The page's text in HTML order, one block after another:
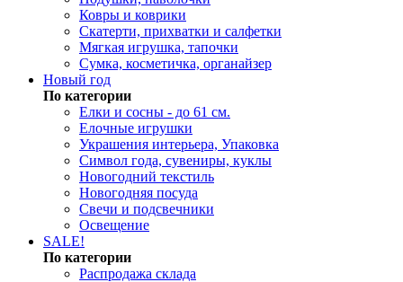
Ковры и коврики
Скатерти, прихватки и салфетки
Мягкая игрушка, тапочки
Сумка, косметичка, органайзер
Новый год
По категории
Елки и сосны - до 61 см.
Елочные игрушки
Украшения интерьера, Упаковка
Символ года, сувениры, куклы
Новогодний текстиль
Новогодняя посуда
Свечи и подсвечники
Освещение
SALE!
По категории
Распродажа склада